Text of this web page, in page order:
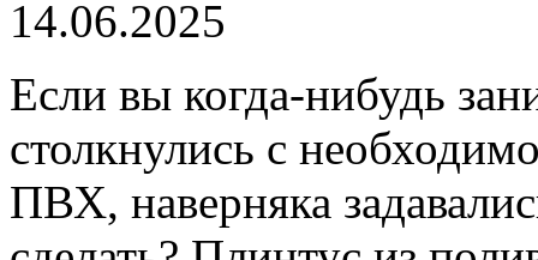
14.06.2025
Если вы когда-нибудь
столкнулись с
ПВХ, наверняка